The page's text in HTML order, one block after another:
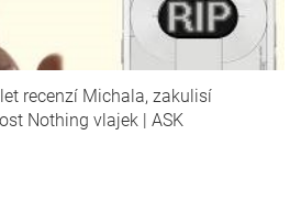
recenzí Michala, zakulisí
Nothing vlajek | ASK